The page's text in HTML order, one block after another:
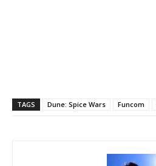
TAGS Dune: Spice Wars Funcom